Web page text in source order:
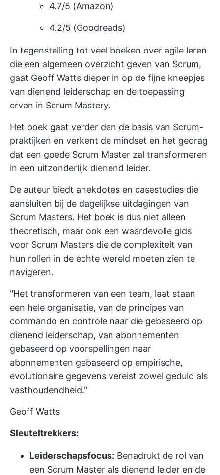
4.7/5 (Amazon)
4.2/5 (Goodreads)
In tegenstelling tot veel boeken over agile leren
die een algemeen overzicht geven van Scrum,
gaat Geoff Watts dieper in op de fijne kneepjes
van dienend leiderschap en de toepassing
ervan in Scrum Mastery.
Het boek gaat verder dan de basis van Scrum-
praktijken en verkent de mindset en het gedrag
dat een goede Scrum Master zal transformeren
in een uitzonderlijk dienend leider.
De auteur biedt anekdotes en casestudies die
aansluiten bij de dagelijkse uitdagingen van
Scrum Masters. Het boek is dus niet alleen
theoretisch, maar ook een waardevolle gids
voor Scrum Masters die de complexiteit van
hun rollen in de echte wereld moeten zien te
navigeren.
"Het transformeren van een team, laat staan
een hele organisatie, van de principes van
commando en controle naar die gebaseerd op
dienend leiderschap, van abonnementen
gebaseerd op voorspellingen naar
abonnementen gebaseerd op empirische,
evolutionaire gegevens vereist zowel geduld als
vasthoudendheid."
Geoff Watts
Sleuteltrekkers:
Leiderschapsfocus: Benadrukt de rol van
een Scrum Master als dienend leider en de